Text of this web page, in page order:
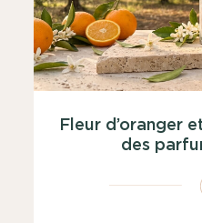
Fleur d’oranger
des